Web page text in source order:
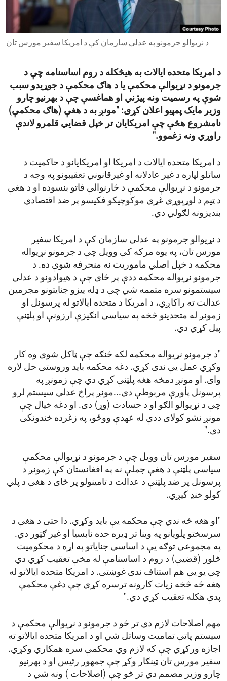
ENVIRONMENT AND HEALTH
IDEALS AND INSTITUTIONS
د نړیوالو جرمونو په عدلي سازمان کې د امریکا سفیر مورس تان
د امریکا متحده ایالات به هیڅکله د روم اساسنامه چې د
جرمونو د نړیوالې محکمې یا د هاګ محکمې د جوړیدو سبب
شوې په رسمیت ونه پیژني او هماغسې چې د بهرنیو چارو
وزیر مایک پمپیو اعلان کړی: "مونږ به د هغې (هاګ محکمې‌)
نامشروع هڅې چې امریکایان تر خپل قضایي قلمرو لاندې
راوړي ونه زغموو."
د امریکا متحده ایالات د امریکا او امریکایانو د حاکمیت د
ساتلو لپاره د غیر عادلانه او غیرقانوني تعقیبونو په وجه د
جرمونو د نړیوالې محکمې د څارنوالې فاتو بنسوده او د هغې
د ټیم د لوړپوړي غړي موکوچیکو فکیسو پر ضد اقتصادي
بندیزونه لګولي دي.
د نړیوالو جرمونو په عدلي سازمان کې د امریکا سفیر
مورس تان، په یوه مرکه کې وویل چې د جرمونو نړیواله
محکمه د خپل اصلي ماموریت نه منحرفه شوې ده. د
جرمونو نړیواله محکمه ددې پر ځای چې د هیوادونو د عدلي
سیستمونو سره متممه شي چې د ډله ییزو جنایتونو مجرمین
عدالت ته راکاږي، د امریکا د متحده ایالاتو له پرسونل او
زمونږ له متحدینو څخه په سیاسي انګیزې ارزونې او پلټنې
پیل کړي دي.
"د جرمونو نړیواله محکمه لکه څنګه چې ټاکل شوی وه کار
وکړي عمل یې ندی کړي. دغه محکمه باید وروستی حل لاره
وای. او مونږ دمخه هغه پلټنې کړي دي چې زمونږ په
پرسونل پأورې مربوطې دي...مونږ پراخ عدلي سیستم لرو
چې د نړیوالو الګو او د حسادت (وړ) دی. او دغه خیال چې
مونږ نشو کولای ددې له عهدې ووځو، په زغرده خندونکی
دی."
سفیر مورس تان وویل چې د جرمونو د نړیوالې محکمې
سیاسي پلټنې د هغې جملې نه په افغانستان کې زمونږ د
پرسونل پر ضد پلټنې د عدالت د تامینولو پر ځای د هغې د پلي
کولو خنډ کیږي.
"او هغه څه ندي چې محکمه یې باید وکړي. دا حتی د هغې د
سرسختو پلویانو په وینا تر ډیره حده نابسیا او غیر ګټور دي.
په مجموعي توګه یې د اساسي جنایاتو په اړه د محکومیت
څلور (قضیې) د روم د اساسنامې له مخې تعقیب کړي دي
چې یو یې هم استناف ندی غوښتی. د امریکا متحده ایالاتو له
هغه څه څخه زیات کارونه ترسره کړي چې دغې محکمې
پدې هکله تعقیب کړي دي."
مهم اصلاحات لازم دي تر څو د جرمونو د نړیوالې محکمې د
سیستم پاتې تمامیت وساتل شي او د امریکا متحده ایالاتو ته
اجازه ورکړي چې که لازم وي محکمې سره همکاري وکړي.
سفیر مورس تان ټینګار وکړ چې جمهور رئیس او د بهرنیو
چارو وزیر مصمم دي تر څو چې (اصلاحات ) ونه شي د